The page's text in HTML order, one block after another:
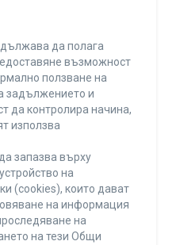
да полага
възможност
ползване на
задължението и
да контролира начина,
използва
запазва върху
на
(cookies), които дават
на информация
на
на тези Общи